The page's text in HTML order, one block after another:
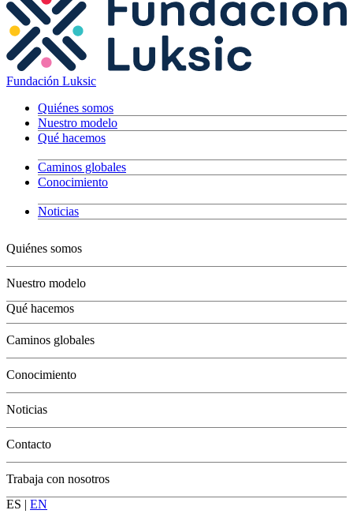
Fundación Luksic
Quiénes somos
Nuestro modelo
Qué hacemos
Caminos globales
Conocimiento
Noticias
Quiénes somos
Nuestro modelo
Qué hacemos
Jóvenes
Adultos
Grandes
Conservación
Caminos globales
Conocimiento
Noticias
Contacto
Trabaja con nosotros
ES | EN